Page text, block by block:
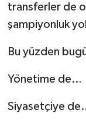
transferler de
şampiyonluk
Bu yüzden
Yönetime de…
Siyasetçiye